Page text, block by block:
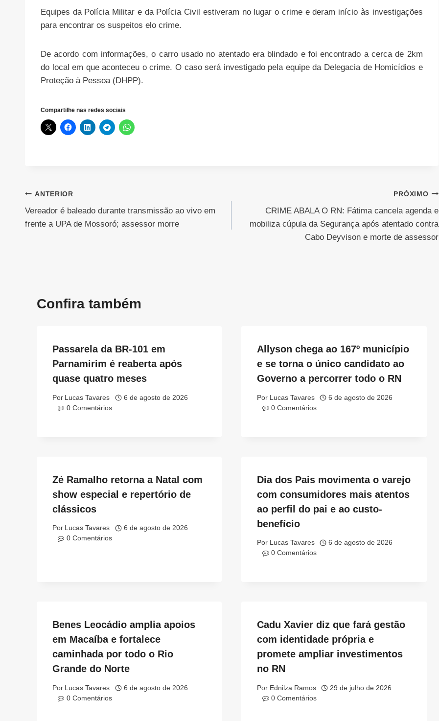
Equipes da Polícia Militar e da Polícia Civil estiveram no lugar o crime e deram início às investigações
para encontrar os suspeitos elo crime.
De acordo com informações, o carro usado no atentado era blindado e foi encontrado a cerca de 2km
do local em que aconteceu o crime. O caso será investigado pela equipe da Delegacia de Homicídios e
Proteção à Pessoa (DHPP).
Compartilhe nas redes sociais
Navegação
de
ANTERIOR
Vereador é baleado durante transmissão ao vivo em
frente a UPA de Mossoró; assessor morre
PRÓXIMO
CRIME ABALA O RN: Fátima cancela agenda e
mobiliza cúpula da Segurança após atentado contra
Cabo Deyvison e morte de assessor
Confira também
Passarela da BR-101 em
Parnamirim é reaberta após
quase quatro meses
Por Lucas Tavares
6 de agosto de 2026
0 Comentários
Allyson chega ao 167º município
e se torna o único candidato ao
Governo a percorrer todo o RN
Por Lucas Tavares
6 de agosto de 2026
0 Comentários
Zé Ramalho retorna a Natal com
show especial e repertório de
clássicos
Por Lucas Tavares
6 de agosto de 2026
0 Comentários
Dia dos Pais movimenta o varejo
com consumidores mais atentos
ao perfil do pai e ao custo-
benefício
Por Lucas Tavares
6 de agosto de 2026
0 Comentários
Benes Leocádio amplia apoios
em Macaíba e fortalece
caminhada por todo o Rio
Grande do Norte
Por Lucas Tavares
6 de agosto de 2026
0 Comentários
Cadu Xavier diz que fará gestão
com identidade própria e
promete ampliar investimentos
no RN
Por Ednilza Ramos
29 de julho de 2026
0 Comentários